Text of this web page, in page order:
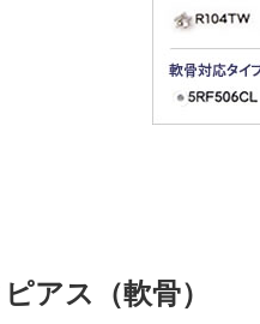
アス（軟骨）